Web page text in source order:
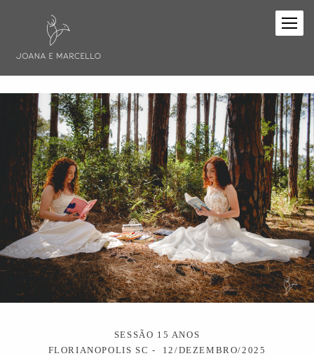
SESSÃO 15 ANOS
FLORIANOPOLIS SC
12/DEZEMBRO/2025